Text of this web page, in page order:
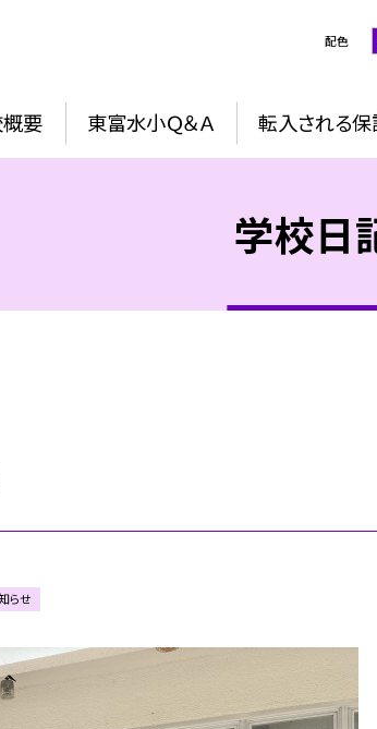
配色
要 東富水小Ｑ＆Ａ 転入される
学校日
らせ